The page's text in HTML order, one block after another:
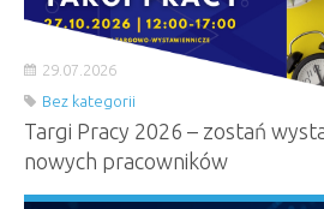
29.07.2026
Bez kategorii
Targi Pracy 2026 – zostań
nowych pracowników